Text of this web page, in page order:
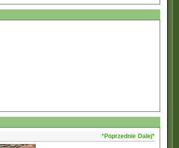
*Poprzednie Dalej*